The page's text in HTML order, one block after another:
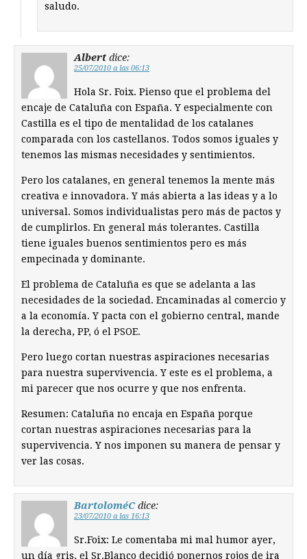
saludo.
Albert dice:
25/07/2010 a las 06:13
Hola Sr. Foix. Pienso que el problema del
encaje de Cataluña con España. Y especialmente con
Castilla es el tipo de mentalidad de los catalanes
comparada con los castellanos. Todos somos iguales y
tenemos las mismas necesidades y sentimientos.
Pero los catalanes, en general tenemos la mente más
creativa e innovadora. Y más abierta a las ideas y a lo
universal. Somos individualistas pero más de pactos y
de cumplirlos. En general más tolerantes. Castilla
tiene iguales buenos sentimientos pero es más
empecinada y dominante.
El problema de Cataluña es que se adelanta a las
necesidades de la sociedad. Encaminadas al comercio y
a la economía. Y pacta con el gobierno central, mande
la derecha, PP, ó el PSOE.
Pero luego cortan nuestras aspiraciones necesarias
para nuestra supervivencia. Y este es el problema, a
mi parecer que nos ocurre y que nos enfrenta.
Resumen: Cataluña no encaja en España porque
cortan nuestras aspiraciones necesarias para la
supervivencia. Y nos imponen su manera de pensar y
ver las cosas.
BartoloméC dice:
23/07/2010 a las 16:13
Sr.Foix: Le comentaba mi mal humor ayer,
un día gris, el Sr.Blanco decidió ponernos rojos de ira